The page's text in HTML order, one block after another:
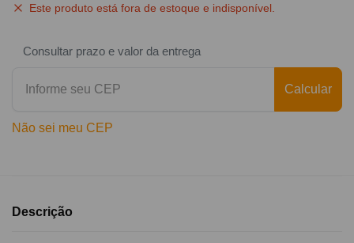
Este produto está fora de estoque e indisponível.
Consultar prazo e valor da entrega
Calcular
Não sei meu CEP
Descrição